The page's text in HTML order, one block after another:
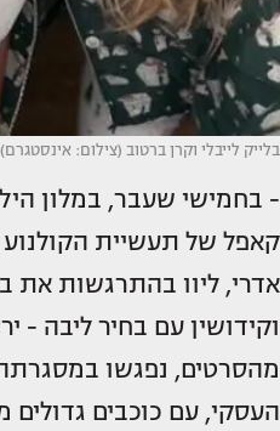
בלייק לייבלי וקרן ברטוב (צילום: אינסטגרם)
- בחמישי שעבר, במלון
קאפל של תעשיית
אדרי, ליוו בהתרגשות את
וקידושין עם בחיר ליבה -
מהסרטים, נפגשו
העסקי, עם כוכבים גדולים